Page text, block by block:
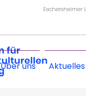
Eschersheimer
Über uns Aktuelles